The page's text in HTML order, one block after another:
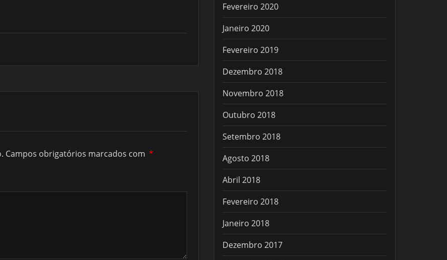
Campos obrigatórios marcados com *
Fevereiro 2020
Janeiro 2020
Fevereiro 2019
Dezembro 2018
Novembro 2018
Outubro 2018
Setembro 2018
Agosto 2018
Abril 2018
Fevereiro 2018
Janeiro 2018
Dezembro 2017